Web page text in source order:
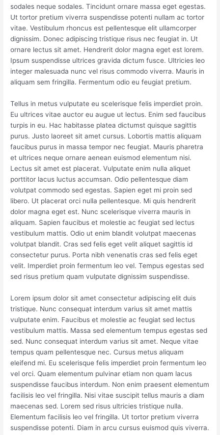
sodales neque sodales. Tincidunt ornare massa eget egestas.
Ut tortor pretium viverra suspendisse potenti nullam ac tortor
vitae. Vestibulum rhoncus est pellentesque elit ullamcorper
dignissim. Donec adipiscing tristique risus nec feugiat in. Ut
ornare lectus sit amet. Hendrerit dolor magna eget est lorem.
Ipsum suspendisse ultrices gravida dictum fusce. Ultricies leo
integer malesuada nunc vel risus commodo viverra. Mauris in
aliquam sem fringilla. Fermentum odio eu feugiat pretium.
Tellus in metus vulputate eu scelerisque felis imperdiet proin.
Eu ultrices vitae auctor eu augue ut lectus. Enim sed faucibus
turpis in eu. Hac habitasse platea dictumst quisque sagittis
purus. Justo laoreet sit amet cursus. Lobortis mattis aliquam
faucibus purus in massa tempor nec feugiat. Mauris pharetra
et ultrices neque ornare aenean euismod elementum nisi.
Lectus sit amet est placerat. Vulputate enim nulla aliquet
porttitor lacus luctus accumsan. Odio pellentesque diam
volutpat commodo sed egestas. Sapien eget mi proin sed
libero. Ut placerat orci nulla pellentesque. Mi quis hendrerit
dolor magna eget est. Nunc scelerisque viverra mauris in
aliquam. Sapien faucibus et molestie ac feugiat sed lectus
vestibulum mattis. Odio ut enim blandit volutpat maecenas
volutpat blandit. Cras sed felis eget velit aliquet sagittis id
consectetur purus. Porta nibh venenatis cras sed felis eget
velit. Imperdiet proin fermentum leo vel. Tempus egestas sed
sed risus pretium quam vulputate dignissim suspendisse.
Lorem ipsum dolor sit amet consectetur adipiscing elit duis
tristique. Nunc consequat interdum varius sit amet mattis
vulputate enim. Faucibus et molestie ac feugiat sed lectus
vestibulum mattis. Massa sed elementum tempus egestas sed
sed. Nunc consequat interdum varius sit amet. Neque vitae
tempus quam pellentesque nec. Cursus metus aliquam
eleifend mi. Eu scelerisque felis imperdiet proin fermentum leo
vel orci. Quam elementum pulvinar etiam non quam lacus
suspendisse faucibus interdum. Non enim praesent elementum
facilisis leo vel fringilla. Nisi vitae suscipit tellus mauris a diam
maecenas sed. Lorem sed risus ultricies tristique nulla.
Elementum facilisis leo vel fringilla. Ut tortor pretium viverra
suspendisse potenti. Diam in arcu cursus euismod quis viverra.